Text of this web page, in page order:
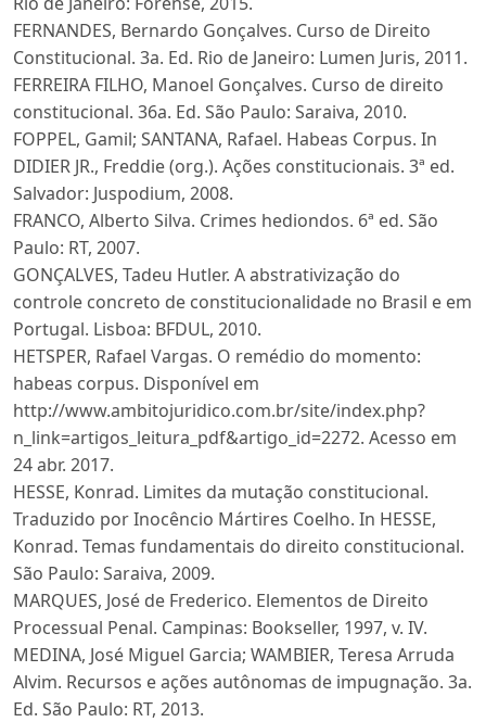
FERNANDES, Bernardo Gonçalves. Curso de Direito
Constitucional. 3a. Ed. Rio de Janeiro: Lumen Juris, 2011.
FERREIRA FILHO, Manoel Gonçalves. Curso de direito
constitucional. 36a. Ed. São Paulo: Saraiva, 2010.
FOPPEL, Gamil; SANTANA, Rafael. Habeas Corpus. In
DIDIER JR., Freddie (org.). Ações constitucionais. 3ª ed.
Salvador: Juspodium, 2008.
FRANCO, Alberto Silva. Crimes hediondos. 6ª ed. São
Paulo: RT, 2007.
GONÇALVES, Tadeu Hutler. A abstrativização do
controle concreto de constitucionalidade no Brasil e em
Portugal. Lisboa: BFDUL, 2010.
HETSPER, Rafael Vargas. O remédio do momento:
habeas corpus. Disponível em
http://www.ambitojuridico.com.br/site/index.php?
n_link=artigos_leitura_pdf&artigo_id=2272. Acesso em
24 abr. 2017.
HESSE, Konrad. Limites da mutação constitucional.
Traduzido por Inocêncio Mártires Coelho. In HESSE,
Konrad. Temas fundamentais do direito constitucional.
São Paulo: Saraiva, 2009.
MARQUES, José de Frederico. Elementos de Direito
Processual Penal. Campinas: Bookseller, 1997, v. IV.
MEDINA, José Miguel Garcia; WAMBIER, Teresa Arruda
Alvim. Recursos e ações autônomas de impugnação. 3a.
Ed. São Paulo: RT, 2013.